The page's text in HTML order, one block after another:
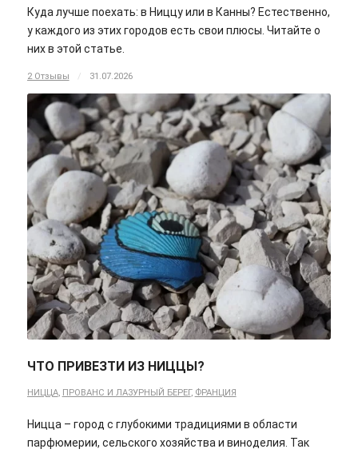
Куда лучше поехать: в Ниццу или в Канны? Естественно,
у каждого из этих городов есть свои плюсы. Читайте о
них в этой статье.
2 Отзывы / 31.07.2026
ЧТО ПРИВЕЗТИ ИЗ НИЦЦЫ?
НИЦЦА, ПРОВАНС И ЛАЗУРНЫЙ БЕРЕГ, ФРАНЦИЯ
Ницца – город с глубокими традициями в области
парфюмерии, сельского хозяйства и виноделия. Так